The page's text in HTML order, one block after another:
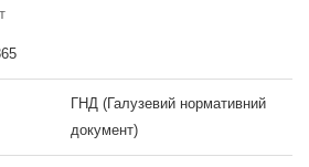
ГНД (Галузевий нормативний
документ)